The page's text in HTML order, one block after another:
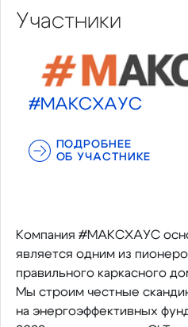
Участники
#МАКСХАУС
ПОДРОБНЕЕ
ОБ УЧАСТНИКЕ
Компания #МАКСХАУС
является одним из
правильного каркасного
Мы строим честные
на энергоэффективных